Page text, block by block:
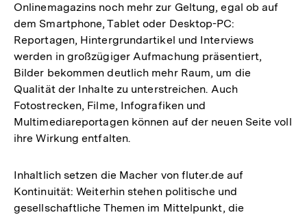
Onlinemagazins noch mehr zur Geltung, egal ob auf
dem Smartphone, Tablet oder Desktop-PC:
Reportagen, Hintergrundartikel und Interviews
werden in großzügiger Aufmachung präsentiert,
Bilder bekommen deutlich mehr Raum, um die
Qualität der Inhalte zu unterstreichen. Auch
Fotostrecken, Filme, Infografiken und
Multimediareportagen können auf der neuen Seite voll
ihre Wirkung entfalten.
Inhaltlich setzen die Macher von fluter.de auf
Kontinuität: Weiterhin stehen politische und
gesellschaftliche Themen im Mittelpunkt, die